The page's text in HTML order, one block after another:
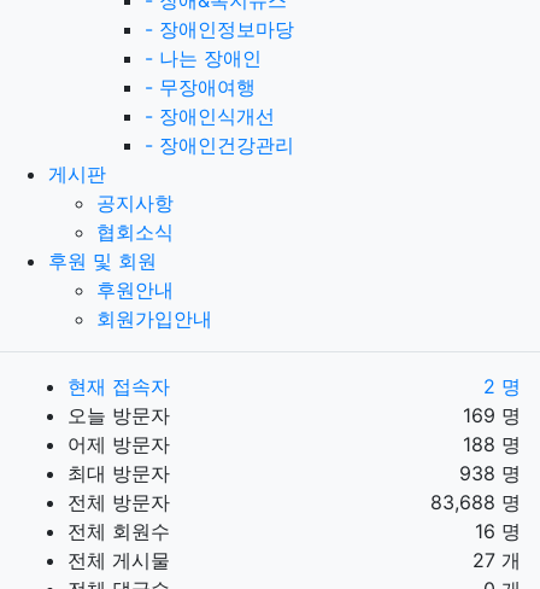
- 장애인정보마당
- 나는 장애인
- 무장애여행
- 장애인식개선
- 장애인건강관리
게시판
공지사항
협회소식
후원 및 회원
후원안내
회원가입안내
현재 접속자
2 명
오늘 방문자
169 명
어제 방문자
188 명
최대 방문자
938 명
전체 방문자
83,688 명
전체 회원수
16 명
전체 게시물
27 개